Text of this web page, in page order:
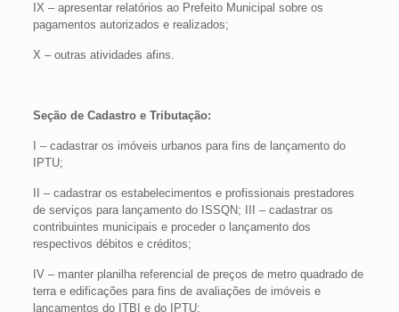
IX – apresentar relatórios ao Prefeito Municipal sobre os
pagamentos autorizados e realizados;
X – outras atividades afins.
Seção de Cadastro e Tributação:
I – cadastrar os imóveis urbanos para fins de lançamento do
IPTU;
II – cadastrar os estabelecimentos e profissionais prestadores
de serviços para lançamento do ISSQN; III – cadastrar os
contribuintes municipais e proceder o lançamento dos
respectivos débitos e créditos;
IV – manter planilha referencial de preços de metro quadrado de
terra e edificações para fins de avaliações de imóveis e
lançamentos do ITBI e do IPTU;